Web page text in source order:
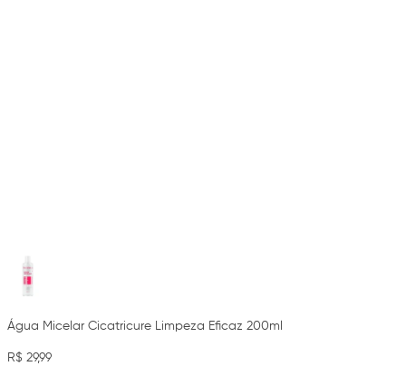
Água Micelar Cicatricure Limpeza Eficaz 200ml
R$ 29,99